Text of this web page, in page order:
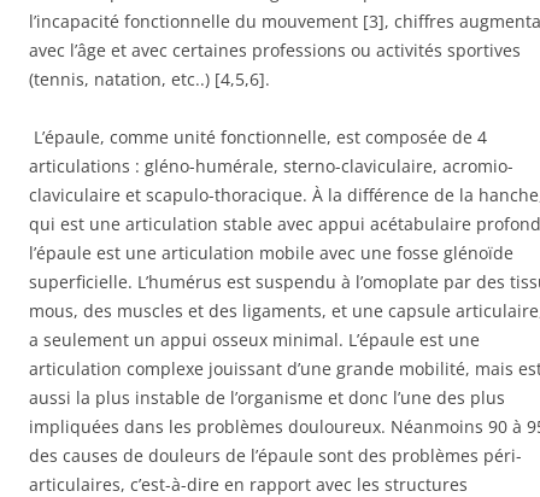
l’incapacité fonctionnelle du mouvement [3], chiffres
avec l’âge et avec certaines professions ou activités sportives
(tennis, natation, etc..) [4,5,6].
L’épaule, comme unité fonctionnelle, est composée de 4
articulations : gléno-humérale, sterno-claviculaire, acromio-
claviculaire et scapulo-thoracique. À la différence de la
qui est une articulation stable avec appui acétabulaire
l’épaule est une articulation mobile avec une fosse glénoïde
superficielle. L’humérus est suspendu à l’omoplate par des
mous, des muscles et des ligaments, et une capsule
a seulement un appui osseux minimal. L’épaule est une
articulation complexe jouissant d’une grande mobilité, mais
aussi la plus instable de l’organisme et donc l’une des plus
impliquées dans les problèmes douloureux. Néanmoins 90 à
des causes de douleurs de l’épaule sont des problèmes péri-
articulaires, c’est-à-dire en rapport avec les structures